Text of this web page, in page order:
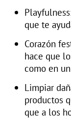
que te
Corazón
hace que
como en
Limpiar
productos
que a los